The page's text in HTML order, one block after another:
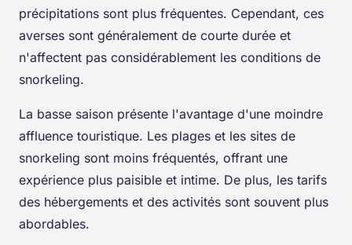
précipitations sont plus fréquentes. Cependant, ces
averses sont généralement de courte durée et
n'affectent pas considérablement les conditions de
snorkeling.
La basse saison présente l'avantage d'une moindre
affluence touristique. Les plages et les sites de
snorkeling sont moins fréquentés, offrant une
expérience plus paisible et intime. De plus, les tarifs
des hébergements et des activités sont souvent plus
abordables.